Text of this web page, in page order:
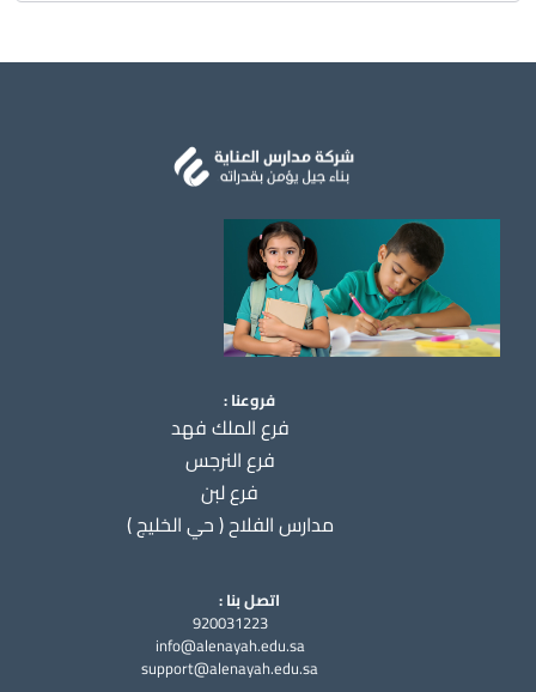
فروعنا :
فرع الملك فهد
فرع النرجس
فرع لبن
مدارس الفلاح ( حي الخليج )
اتصل بنا :
920031223
info@alenayah.edu.sa
support@alenayah.edu.sa